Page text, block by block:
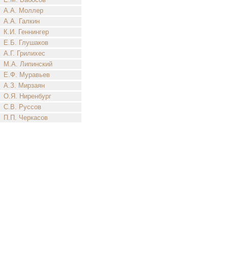
А.А. Моллер
А.А. Галкин
К.И. Геннингер
Е.Б. Глушаков
А.Г. Грилихес
М.А. Липинский
Е.Ф. Муравьев
А.З. Мирзаян
О.Я. Ниренбург
С.В. Руссов
П.П. Черкасов